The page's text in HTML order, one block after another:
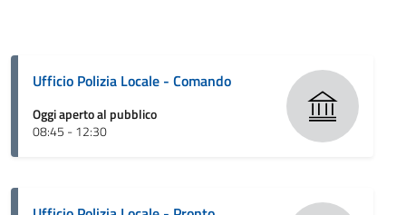
Ufficio Polizia Locale - Comando
Oggi aperto al pubblico
08:45 - 12:30